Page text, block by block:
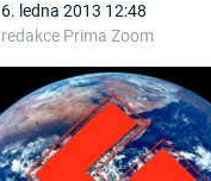
6. ledna 2013 12:48
redakce Prima Zoom